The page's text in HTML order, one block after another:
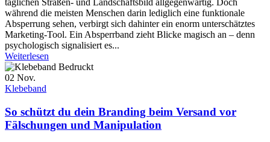
täglichen Straßen- und Landschaftsbild allgegenwärtig. Doch
während die meisten Menschen darin lediglich eine funktionale
Absperrung sehen, verbirgt sich dahinter ein enorm unterschätztes
Marketing-Tool. Ein Absperrband zieht Blicke magisch an – denn
psychologisch signalisiert es...
Weiterlesen
02 Nov.
Klebeband
So schützt du dein Branding beim Versand vor
Fälschungen und Manipulation